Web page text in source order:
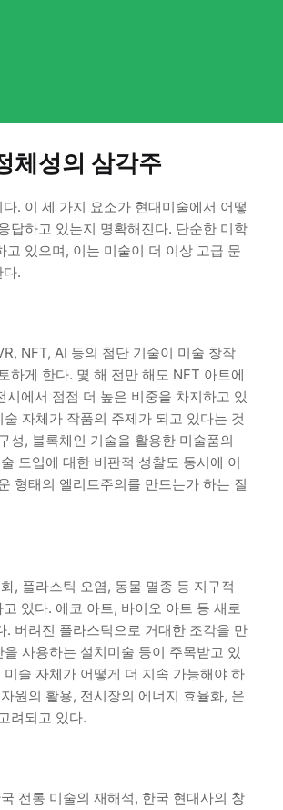
체성의 삼각주
. 이 세 가지 요소가 현대미술에서 어떻
답하고 있는지 명확해진다. 단순한 미학
있으며, 이는 미술이 더 이상 고급 문
.
NFT, AI 등의 첨단 기술이 미술 창작
하게 한다. 몇 해 전만 해도 NFT 아트에
에서 점점 더 높은 비중을 차지하고 있
자체가 작품의 주제가 되고 있다는 것
성, 블록체인 기술을 활용한 미술품의
도입에 대한 비판적 성찰도 동시에 이
형태의 엘리트주의를 만드는가 하는 질
, 플라스틱 오염, 동물 멸종 등 지구적
있다. 에코 아트, 바이오 아트 등 새로
버려진 플라스틱으로 거대한 조각을 만
사용하는 설치미술 등이 주목받고 있
술 자체가 어떻게 더 지속 가능해야 하
원의 활용, 전시장의 에너지 효율화, 운
려되고 있다.
전통 미술의 재해석, 한국 현대사의 창